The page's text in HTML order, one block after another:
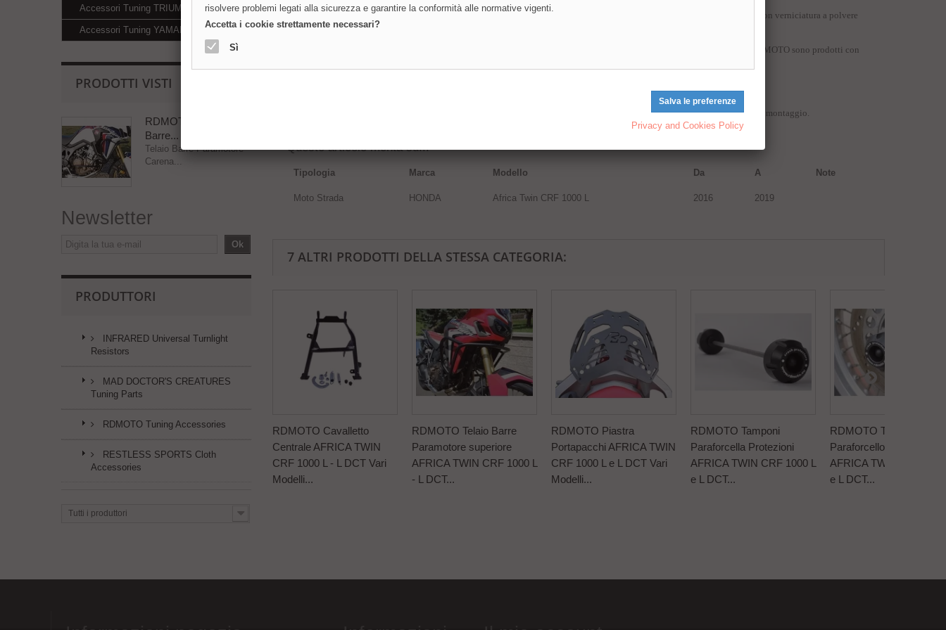
Accessori Tuning TRIUMPH
Accessori Tuning YAMAHA
PRODOTTI VISTI
RDMOTO Telaio
Barre...
Telaio Barre Paramotore
Carena...
Newsletter
Ok
PRODUTTORI
INFRARED Universal Turnlight
Resistors
MAD DOCTOR'S CREATURES
Tuning Parts
RDMOTO Tuning Accessories
RESTLESS SPORTS Cloth
Accessories
Tutti i produttori
Telaio Barre Paramotore Carena inferiore e superiore per AFRICA TWIN CRF 1000 L 2016-2019, realizzato in tubi d'acciaio con verniciatura a polvere
trattata termicamente. Disponibile in 2 colore.
I paramotori sono la protezione migliore nel caso di caduta delle motociclette tipo Offroad, Naked e Touring. I paramotori RDMOTO sono prodotti con
- superiore e inferiore - ATTENZIONE: non monta su DCT - per DCT usare RDCF68 - acciaio - lato destro e sinistro e kit montaggio.
Questo articolo monta su...
Tipologia Marca Modello Da A Note
Moto Strada HONDA Africa Twin CRF 1000 L 2016 2019
7 ALTRI PRODOTTI DELLA STESSA CATEGORIA:
RDMOTO Cavalletto
Centrale AFRICA TWIN
CRF 1000 L - L DCT Vari
Modelli...
RDMOTO Telaio Barre
Paramotore superiore
AFRICA TWIN CRF 1000 L
- L DCT...
RDMOTO Piastra
Portapacchi AFRICA TWIN
CRF 1000 L e L DCT Vari
Modelli...
RDMOTO Tamponi
Paraforcella Protezioni
AFRICA TWIN CRF 1000 L
e L DCT...
RDMOTO Tamponi
Paraforcellone Protezioni
AFRICA TWIN CRF
e L DCT...
risolvere problemi legati alla sicurezza e garantire la conformità alle normative vigenti.
Accetta i cookie strettamente necessari?
Sì
Privacy and Cookies Policy